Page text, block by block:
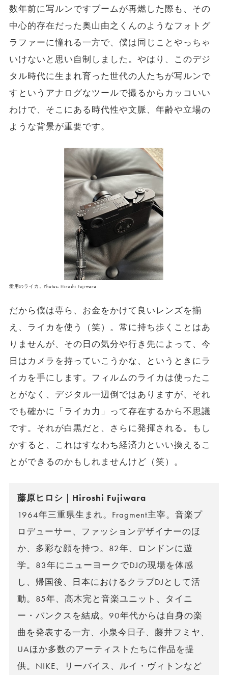
数年前に写ルンですブームが再燃した際も、その
中心的存在だった奥山由之くんのようなフォトグ
ラファーに憧れる一方で、僕は同じことやっちゃ
いけないと思い自制しました。やはり、このデジ
タル時代に生まれ育った世代の人たちが写ルンで
すというアナログなツールで撮るからカッコいい
わけで、そこにある時代性や文脈、年齢や立場の
ような背景が重要です。
愛用のライカ。Photos: Hiroshi Fujiwara
だから僕は専ら、お金をかけて良いレンズを揃
え、ライカを使う（笑）。常に持ち歩くことはあ
りませんが、その日の気分や行き先によって、今
日はカメラを持っていこうかな、というときにラ
イカを手にします。フィルムのライカは使ったこ
とがなく、デジタル一辺倒ではありますが、それ
でも確かに「ライカ力」って存在するから不思議
です。それが白黒だと、さらに発揮される。もし
かすると、これはすなわち経済力といい換えるこ
とができるのかもしれませんけど（笑）。
藤原ヒロシ｜Hiroshi Fujiwara
1964年三重県生まれ。Fragment主宰。音楽プ
ロデューサー、ファッションデザイナーのほ
か、多彩な顔を持つ。82年、ロンドンに遊
学。83年にニューヨークでDJの現場を体感
し、帰国後、日本におけるクラブDJとして活
動。85年、高木完と音楽ユニット、タイニ
ー・パンクスを結成。90年代からは自身の楽
曲を発表する一方、小泉今日子、藤井フミヤ、
UAほか多数のアーティストたちに作品を提
供。NIKE、リーバイス、ルイ・ヴィトンなど